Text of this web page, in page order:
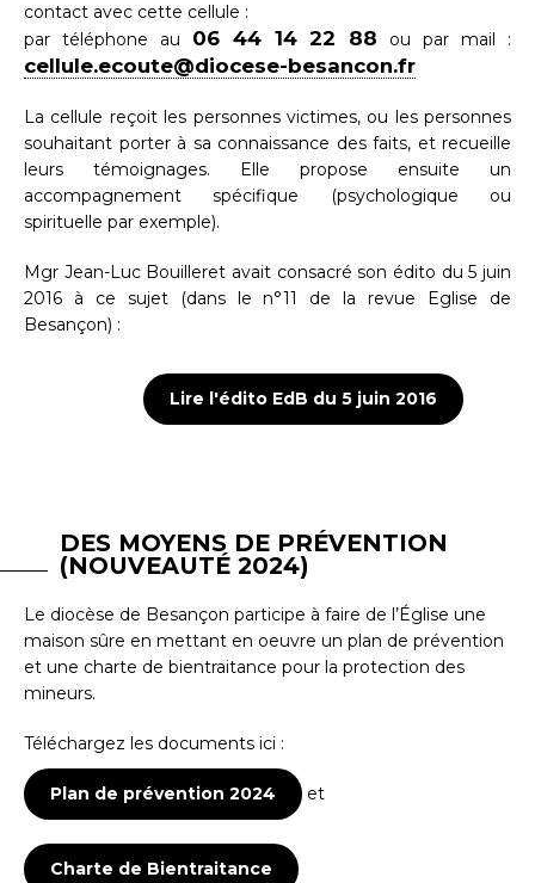
contact avec cette cellule :
par téléphone au 06 44 14 22 88 ou par mail :
cellule.ecoute@diocese-besancon.fr
La cellule reçoit les personnes victimes, ou les personnes
souhaitant porter à sa connaissance des faits, et recueille
leurs témoignages. Elle propose ensuite un
accompagnement spécifique (psychologique ou
spirituelle par exemple).
Mgr Jean-Luc Bouilleret avait consacré son édito du 5 juin
2016 à ce sujet (dans le n°11 de la revue Eglise de
Besançon) :
Lire l'édito EdB du 5 juin 2016
DES MOYENS DE PRÉVENTION
(NOUVEAUTÉ 2024)
Le diocèse de Besançon participe à faire de l’Église une
maison sûre en mettant en oeuvre un plan de prévention
et une charte de bientraitance pour la protection des
mineurs.
Téléchargez les documents ici :
Plan de prévention 2024 et
Charte de Bientraitance